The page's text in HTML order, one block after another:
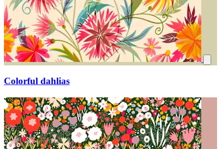
Colorful dahlias